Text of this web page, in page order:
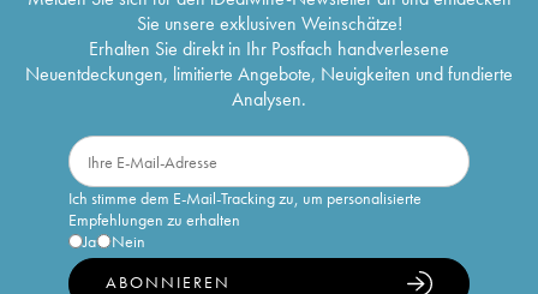
Sie unsere exklusiven Weinschätze!
Erhalten Sie direkt in Ihr Postfach handverlesene
Neuentdeckungen, limitierte Angebote, Neuigkeiten und fundierte
Analysen.
Ich stimme dem E-Mail-Tracking zu, um personalisierte
Empfehlungen zu erhalten
Ja
Nein
ABONNIEREN